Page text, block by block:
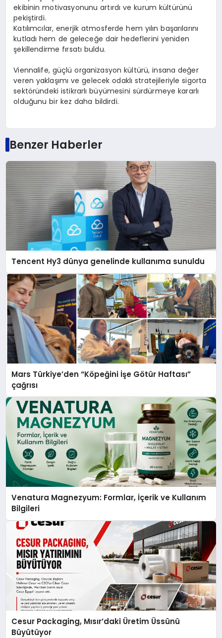
ekibinin motivasyonunu artırdı ve kurum kültürünü
pekiştirdi.
Katılımcılar, enerjik atmosferde hem yılın başarılarını
kutladı hem de geleceğe dair hedeflerini yeniden
şekillendirme fırsatı buldu.
Viennalife, güçlü organizasyon kültürü, insana değer
veren yaklaşımı ve gelecek odaklı stratejileriyle sigorta
sektöründeki istikrarlı büyümesini sürdürmeye kararlı
olduğunu bir kez daha bildirdi.
Benzer Haberler
Tencent Hy3 dünya genelinde kullanıma sunuldu
Mars Türkiye’den “Köpeğini İşe Götür Haftası”
çağrısı
Venatura Magnezyum: Formlar, İçerik ve Kullanım
Bilgileri
Cesur Packaging, Mısır’daki Üretim Üssünü
Büyütüyor